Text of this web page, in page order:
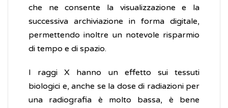
che ne consente la visualizzazione e la
successiva archiviazione in forma digitale,
permettendo inoltre un notevole risparmio
di tempo e di spazio.
I raggi X hanno un effetto sui tessuti
biologici e, anche se la dose di radiazioni per
una radiografia è molto bassa, è bene